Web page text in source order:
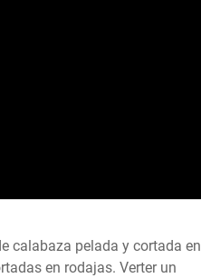
calabaza pelada y cortada en
en rodajas. Verter un